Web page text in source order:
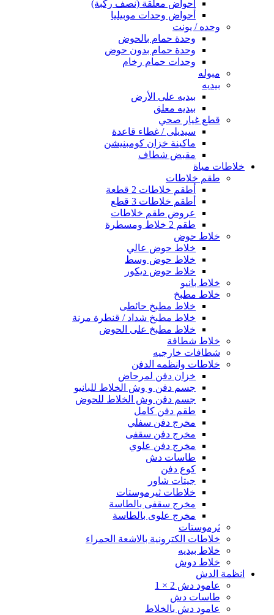
أحواض معلقة (نصف ركبة)
أحواض وحدات موبيليا
وحده / يونت
وحدة حمام بالحوض
وحدة حمام بدون حوض
وحدات حمام رخام
مبوله
بيديه
بيديه على الأرض
بيديه معلق
قطع غيار صحي
سيديلى / غطاء قاعدة
ماكينة خزان كومبنيشن
مقبض شطاف
خلاطات مياة
طقم خلاطات
أطقم خلاطات 2 قطعة
أطقم خلاطات 3 قطع
عروض طقم خلاطات
طقم 2 خلاط ومسطرة
خلاط حوض
خلاط حوض عالي
خلاط حوض وسط
خلاط حوض ديكور
خلاط بانيو
خلاط مطبخ
خلاط مطبخ حائطى
خلاط مطبخ شداد / قنطرة مرنة
خلاط مطبخ على الحوض
خلاط شطافة
شطافات خارجيه
خلاطات وانظمه الدفن
خزان دفن لمرحاض
جسم دفن و وش الخلاط للبانيو
جسم دفن وش الخلاط للحوض
طقم دفن كامل
مخرج دفن سفلي
مخرج دفن سقفى
مخرج دفن علوي
طاسات دش
كوع دفن
جيتات شاور
خلاطات ثيرموستات
مخرج سقفى بالطاسة
مخرج علوى بالطاسة
ثرموستات
خلاطات الكترونية بالاشعة الحمراء
خلاط بيديه
خلاط دوش
انظمة الدش
عامود دش 2 × 1
طاسات دش
عامود دش بالخلاط